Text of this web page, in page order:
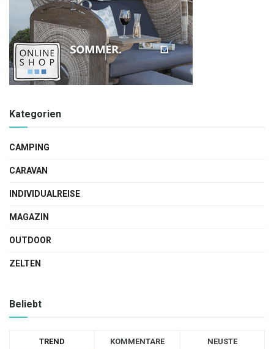
Kategorien
CAMPING
CARAVAN
INDIVIDUALREISE
MAGAZIN
OUTDOOR
ZELTEN
Beliebt
TREND KOMMENTARE NEUSTE